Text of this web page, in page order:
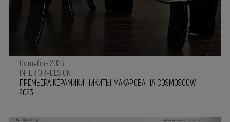
Сентябрь 2023
INTERIOR+DESIGN
ПРЕМЬЕРА КЕРАМИКИ НИКИТЫ МАКАРОВА НА COSMOSCOW
2023